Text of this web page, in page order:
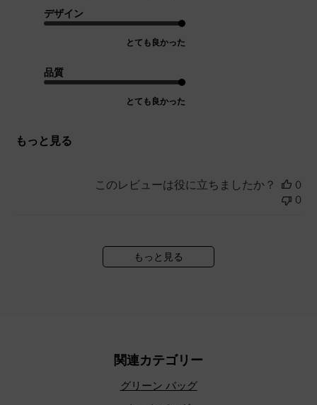
デザイン
とても良かった
品質
とても良かった
もっと見る
このレビューは役に立ちましたか？
0
0
もっと見る
関連カテゴリー
グリーン バッグ